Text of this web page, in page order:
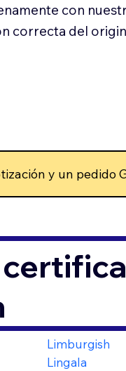
con
correcta del
y un pedido
Limburgish
Lingala